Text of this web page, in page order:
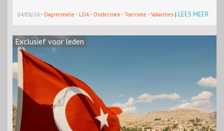
04/08/26 · Dagrecreatie · LDA · Onderzoek · Toerisme · Vakanties | LEES MEER
Exclusief voor leden